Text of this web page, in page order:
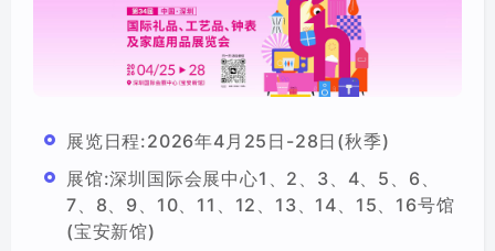
新品发布会/行业论坛/会议
美陈/商业体布置
标签
分类
展览日程:2026年4月25日-28日(秋季)
展馆:深圳国际会展中心1、2、3、4、5、6、
7、8、9、10、11、12、13、14、15、16号馆
(宝安新馆)